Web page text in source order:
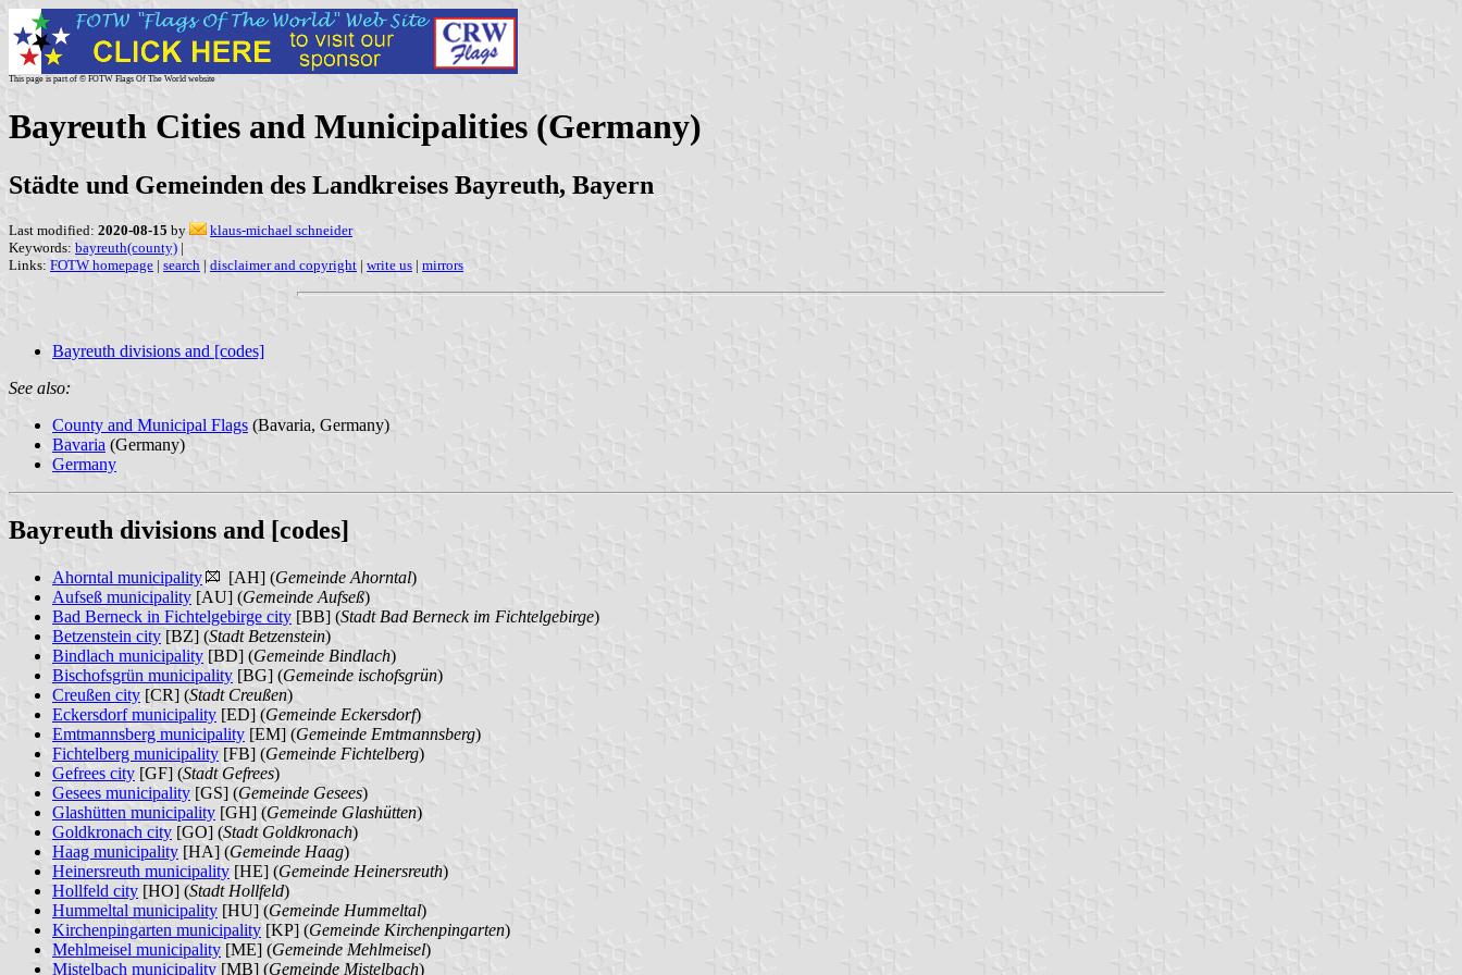
This page is part of © FOTW Flags Of The World website
Bayreuth Cities and Municipalities (Germany)
Städte und Gemeinden des Landkreises Bayreuth, Bayern
Last modified: 2020-08-15 by
klaus-michael schneider
Keywords: bayreuth(county) |
Links: FOTW homepage | search | disclaimer and copyright | write us | mirrors
Bayreuth divisions and [codes]
See also:
County and Municipal Flags (Bavaria, Germany)
Bavaria (Germany)
Germany
Bayreuth divisions and [codes]
Ahorntal municipality [AH] (Gemeinde Ahorntal)
Aufseß municipality [AU] (Gemeinde Aufseß)
Bad Berneck in Fichtelgebirge city [BB] (Stadt Bad Berneck im Fichtelgebirge)
Betzenstein city [BZ] (Stadt Betzenstein)
Bindlach municipality [BD] (Gemeinde Bindlach)
Bischofsgrün municipality [BG] (Gemeinde ischofsgrün)
Creußen city [CR] (Stadt Creußen)
Eckersdorf municipality [ED] (Gemeinde Eckersdorf)
Emtmannsberg municipality [EM] (Gemeinde Emtmannsberg)
Fichtelberg municipality [FB] (Gemeinde Fichtelberg)
Gefrees city [GF] (Stadt Gefrees)
Gesees municipality [GS] (Gemeinde Gesees)
Glashütten municipality [GH] (Gemeinde Glashütten)
Goldkronach city [GO] (Stadt Goldkronach)
Haag municipality [HA] (Gemeinde Haag)
Heinersreuth municipality [HE] (Gemeinde Heinersreuth)
Hollfeld city [HO] (Stadt Hollfeld)
Hummeltal municipality [HU] (Gemeinde Hummeltal)
Kirchenpingarten municipality [KP] (Gemeinde Kirchenpingarten)
Mehlmeisel municipality [ME] (Gemeinde Mehlmeisel)
Mistelbach municipality [MB] (Gemeinde Mistelbach)